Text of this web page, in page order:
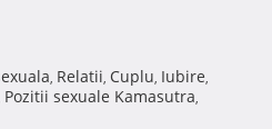
, Relatii, Cuplu, Iubire,
Pozitii sexuale Kamasutra,